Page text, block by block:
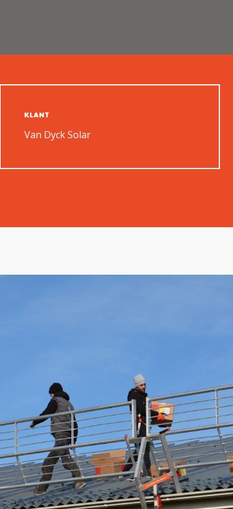
KLANT
Van Dyck Solar